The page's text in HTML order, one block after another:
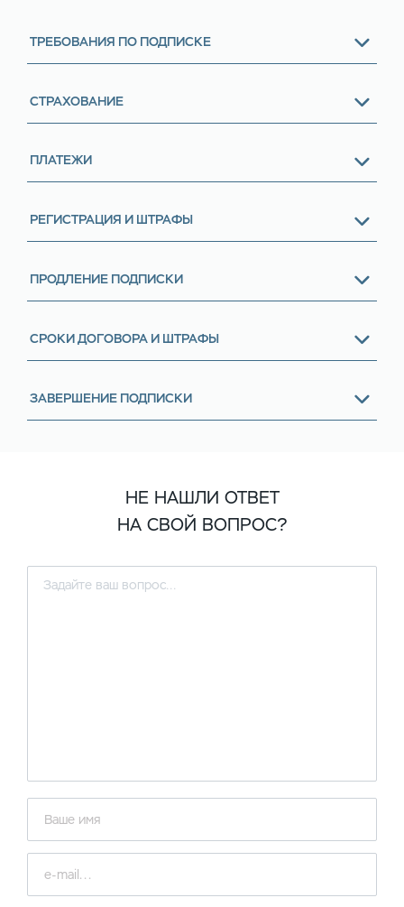
ТРЕБОВАНИЯ ПО ПОДПИСКЕ
СТРАХОВАНИЕ
ПЛАТЕЖИ
РЕГИСТРАЦИЯ И ШТРАФЫ
ПРОДЛЕНИЕ ПОДПИСКИ
СРОКИ ДОГОВОРА И ШТРАФЫ
ЗАВЕРШЕНИЕ ПОДПИСКИ
НЕ НАШЛИ ОТВЕТ
НА СВОЙ ВОПРОС?